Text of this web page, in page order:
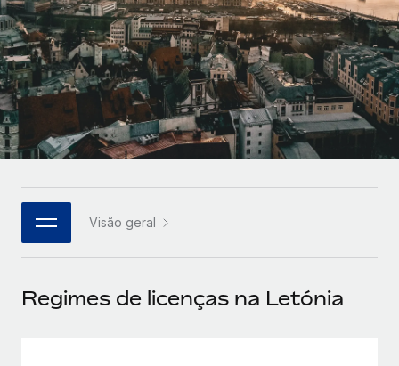
Obtenha apoio especializado em RH e
conformidade globais
CASE STUDIES
Cultivating a Thriving Remote-First Culture in
Partnership with Remote
At a glance Discover the evolution of TheyDo, a pioneering
journey management platform that has...
Reverse Tech at a glance Health and wellness startup,
Español
Italiano
Português (Portugal)
日本語
한국어
中文（简体）
Visão geral
Regimes de licenças na Letónia